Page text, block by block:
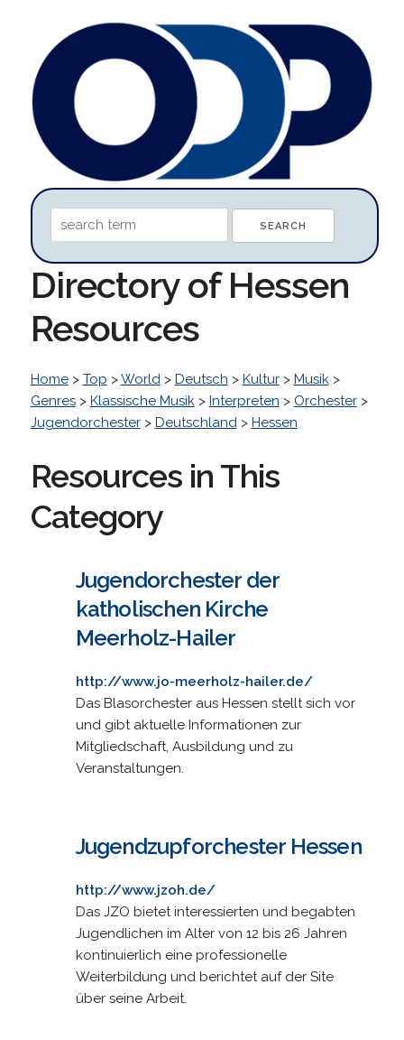
Directory of Hessen
Resources
Home> Top >World> Deutsch > Kultur> Musik>
Genres> Klassische Musik> Interpreten > Orchester>
Jugendorchester> Deutschland> Hessen
Resources in This
Category
Jugendorchester der
katholischen Kirche
Meerholz-Hailer
http://www.jo-meerholz-hailer.de/
Das Blasorchester aus Hessen stellt sich vor
und gibt aktuelle Informationen zur
Mitgliedschaft, Ausbildung und zu
Veranstaltungen.
Jugendzupforchester Hessen
http://www.jzoh.de/
Das JZO bietet interessierten und begabten
Jugendlichen im Alter von 12 bis 26 Jahren
kontinuierlich eine professionelle
Weiterbildung und berichtet auf der Site
über seine Arbeit.